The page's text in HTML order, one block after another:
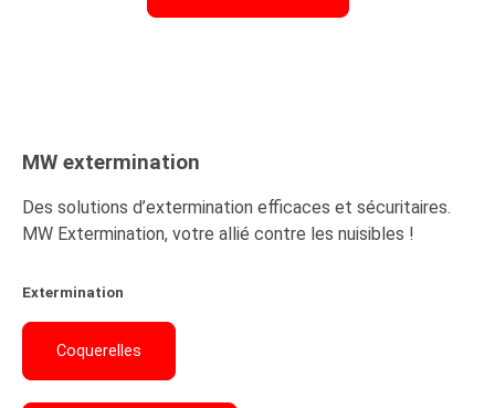
MW extermination
Des solutions d’extermination efficaces et sécuritaires.
MW Extermination, votre allié contre les nuisibles !
Extermination
Coquerelles